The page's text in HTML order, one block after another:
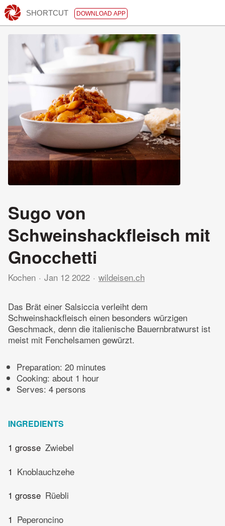
SHORTCUT DOWNLOAD APP
Sugo von
Schweinshackfleisch mit
Gnocchetti
Kochen Jan 12 2022 wildeisen.ch
Das Brät einer Salsiccia verleiht dem
Schweinshackfleisch einen besonders würzigen
Geschmack, denn die italienische Bauernbratwurst ist
meist mit Fenchelsamen gewürzt.
Preparation: 20 minutes
Cooking: about 1 hour
Serves: 4 persons
INGREDIENTS
1 grosse Zwiebel
1 Knoblauchzehe
1 grosse Rüebli
1 Peperoncino